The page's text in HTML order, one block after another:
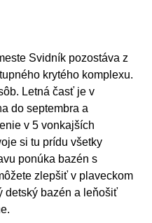
Svidník pozostáva z
krytého komplexu.
Letná časť je v
do septembra a
v 5 vonkajších
si tu prídu všetky
ponúka bazén s
zlepšiť v plaveckom
detský bazén a leňošiť